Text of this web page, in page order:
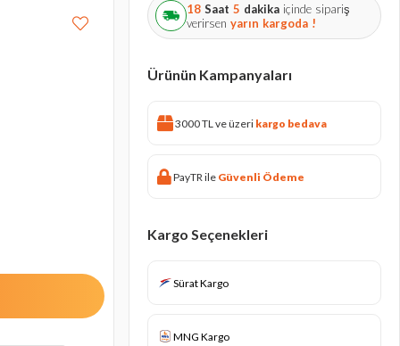
18 Saat 5 dakika içinde sipariş
verirsen yarın kargoda !
Ürünün Kampanyaları
3000 TL ve üzeri kargo bedava
PayTR ile Güvenli Ödeme
Kargo Seçenekleri
Sürat Kargo
MNG Kargo